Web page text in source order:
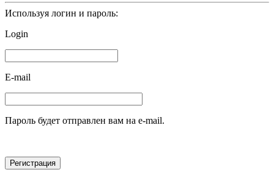
Используя логин и пароль:
Login
E-mail
Пароль будет отправлен вам на e-mail.